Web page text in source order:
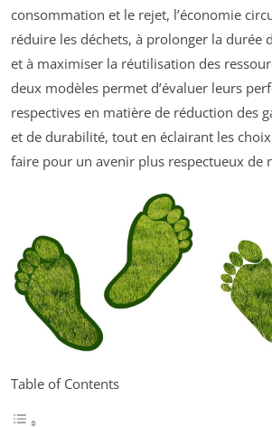
consommation et le rejet, l’économie
réduire les déchets, à prolonger la durée
et à maximiser la réutilisation des
deux modèles permet d’évaluer leurs
respectives en matière de réduction des
et de durabilité, tout en éclairant les
faire pour un avenir plus respectueux de
Table of Contents